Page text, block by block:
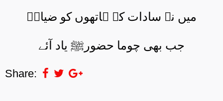
میں نے سادات کے ہاتھوں کو ضیاءؔ
جب بھی چوما حضورﷺ یاد آئے
Share: